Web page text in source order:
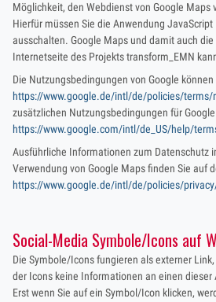
Möglichkeit, den Webdienst von Google Maps
Hierfür müssen Sie die Anwendung
ausschalten. Google Maps und damit auch
Internetseite des Projekts transform_EMN
Die Nutzungsbedingungen von Google können
https://www.google.de/intl/de/policies/terms/
zusätzlichen Nutzungsbedingungen für
https://www.google.com/intl/de_US/help/
Ausführliche Informationen zum Datenschutz
Verwendung von Google Maps finden Sie auf
https://www.google.de/intl/de/policies/
Social-Media Symbole/Icons auf
Die Symbole/Icons fungieren als externer
der Icons keine Informationen an einen dieser
Erst wenn Sie auf ein Symbol/Icon klicken,